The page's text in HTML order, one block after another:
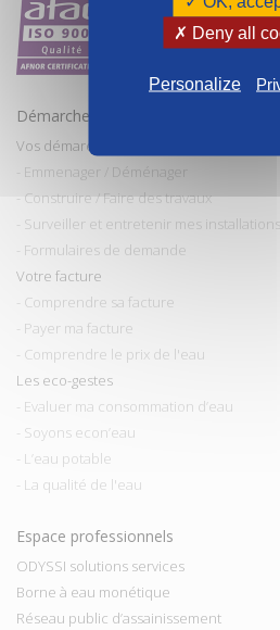
Démarches et conseils
Vos démarches
- Emmenager / Déménager
- Construire / Faire des travaux
- Surveiller et entretenir mes installations
- Formulaires de demande
Votre facture
- Comprendre sa facture
- Payer ma facture
- Comprendre le prix de l'eau
Les eco-gestes
- Evaluer ma consommation d’eau
- Soyons econ’eau
- L’eau potable
- La qualité de l'eau
Espace professionnels
ODYSSI solutions services
Borne à eau monétique
Réseau public d’assainissement
✗ Deny all
Personalize